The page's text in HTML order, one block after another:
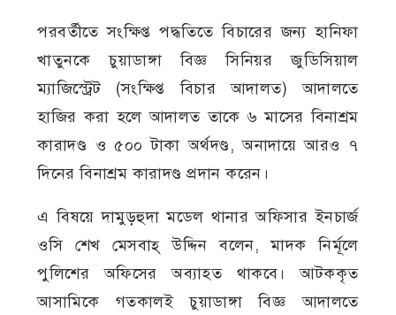
পরবর্তীতে সংক্ষিপ্ত পদ্ধতিতে বিচারের জন্য হানিফা
খাতুনকে চুয়াডাঙ্গা বিজ্ঞ সিনিয়র জুডিসিয়াল
ম্যাজিস্ট্রেট (সংক্ষিপ্ত বিচার আদালত) আদালতে
হাজির করা হলে আদালত তাকে ৬ মাসের বিনাশ্রম
কারাদণ্ড ও ৫০০ টাকা অর্থদণ্ড, অনাদায়ে আরও ৭
দিনের বিনাশ্রম কারাদণ্ড প্রদান করেন।
এ বিষয়ে দামুড়হুদা মডেল থানার অফিসার ইনচার্জ
ওসি শেখ মেসবাহ্ উদ্দিন বলেন, মাদক নির্মূলে
পুলিশের অফিসের অব্যাহত থাকবে। আটককৃত
আসামিকে গতকালই চুয়াডাঙ্গা বিজ্ঞ আদালতে